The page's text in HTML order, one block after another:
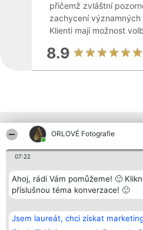
ORLOVÉ Fotografie
07:22
Ahoj, rádi Vám pomůžeme! 🙂
příslušnou téma konverzace! 🙂
Jsem laureát, chci získat
přičemž zvláštní
zachycení
Klienti mají možnost
8.9
Ostatní společnosti
Organizátor hlasování
Bright Side Solutions sp. z o.
o. sp. k.
ul. Ruska 22
KRS 0000749100 | Regon
381313360 | NIP 8943132676
Vítězové
Seznam
laureátů
Pravidla